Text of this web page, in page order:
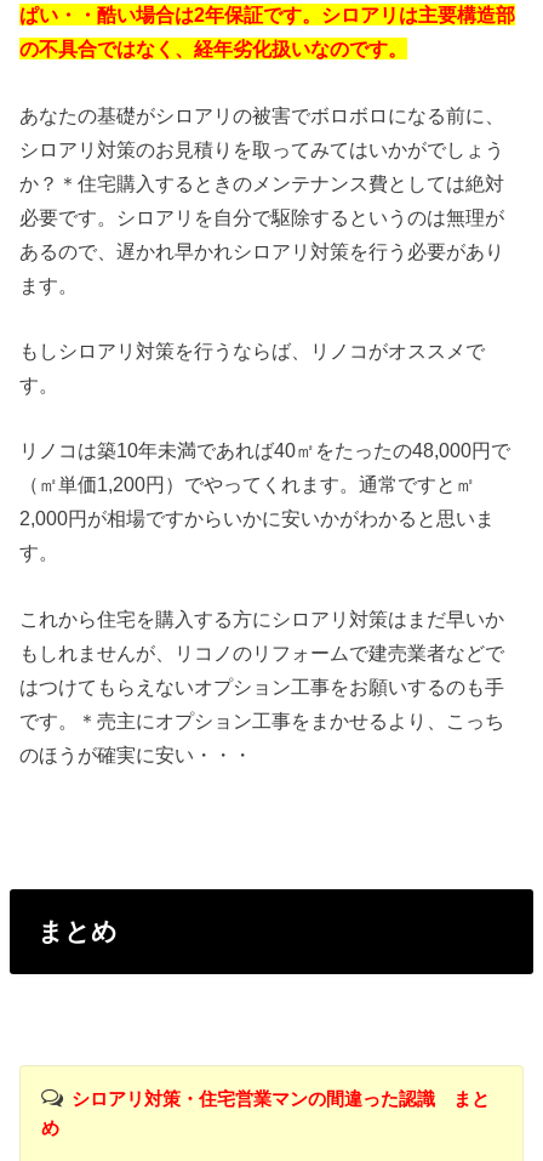
ぱい・・酷い場合は2年保証です。シロアリは主要構造部
の不具合ではなく、経年劣化扱いなのです。
あなたの基礎がシロアリの被害でボロボロになる前に、
シロアリ対策のお見積りを取ってみてはいかがでしょう
か？＊住宅購入するときのメンテナンス費としては絶対
必要です。シロアリを自分で駆除するというのは無理が
あるので、遅かれ早かれシロアリ対策を行う必要があり
ます。
もしシロアリ対策を行うならば、リノコがオススメで
す。
リノコは築10年未満であれば40㎡をたったの48,000円で
（㎡単価1,200円）でやってくれます。通常ですと㎡
2,000円が相場ですからいかに安いかがわかると思いま
す。
これから住宅を購入する方にシロアリ対策はまだ早いか
もしれませんが、リコノのリフォームで建売業者などで
はつけてもらえないオプション工事をお願いするのも手
です。＊売主にオプション工事をまかせるより、こっち
のほうが確実に安い・・・
まとめ
シロアリ対策・住宅営業マンの間違った認識 まと
め